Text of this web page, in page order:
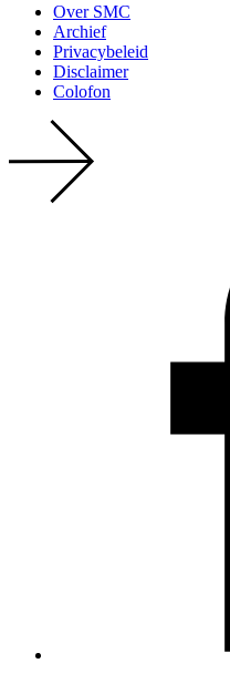
Over SMC
Archief
Privacy­beleid
Disclaimer
Colofon